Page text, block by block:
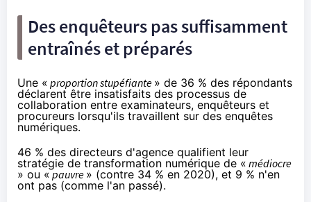
Des enquêteurs pas suffisamment
entraînés et préparés
Une « proportion stupéfiante » de 36 % des répondants
déclarent être insatisfaits des processus de
collaboration entre examinateurs, enquêteurs et
procureurs lorsqu'ils travaillent sur des enquêtes
numériques.
46 % des directeurs d'agence qualifient leur
stratégie de transformation numérique de « médiocre
» ou «pauvre » (contre 34 % en 2020), et 9 % n'en
ont pas (comme l'an passé).